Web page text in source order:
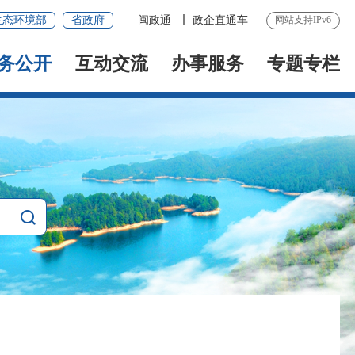
态环境部 省政府 闽政通 政企直通车 网站支持IPv6
公开 互动交流 办事服务 专题专栏